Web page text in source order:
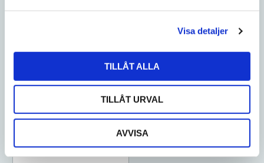
Visa detaljer
TILLÅT ALLA
TILLÅT URVAL
AVVISA
KÖP SLUTSÅLD